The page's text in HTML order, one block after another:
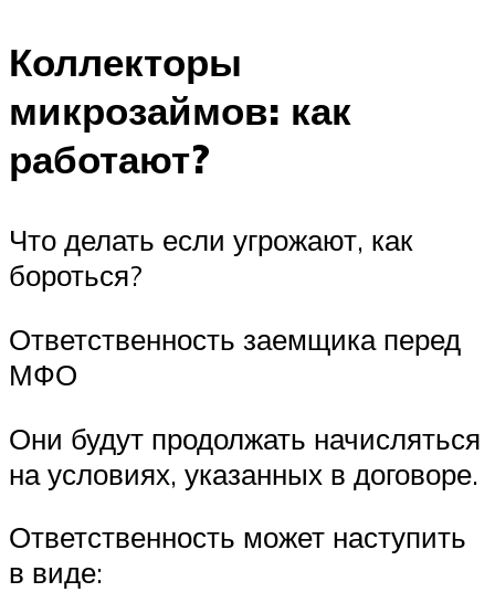
Коллекторы
микрозаймов: как
работают?
Что делать если угрожают, как
бороться?
Ответственность заемщика перед
МФО
Они будут продолжать начисляться
на условиях, указанных в договоре.
Ответственность может наступить
в виде: